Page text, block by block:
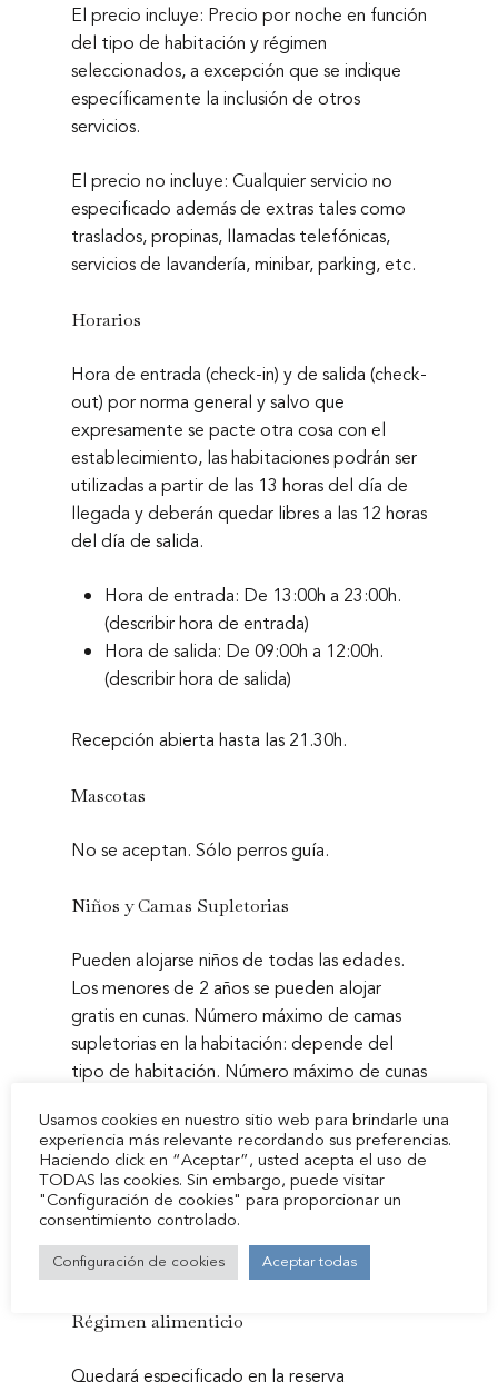
El precio incluye: Precio por noche en función
del tipo de habitación y régimen
seleccionados, a excepción que se indique
específicamente la inclusión de otros
servicios.
El precio no incluye: Cualquier servicio no
especificado además de extras tales como
traslados, propinas, llamadas telefónicas,
servicios de lavandería, minibar, parking, etc.
Horarios
Hora de entrada (check-in) y de salida (check-
out) por norma general y salvo que
expresamente se pacte otra cosa con el
establecimiento, las habitaciones podrán ser
utilizadas a partir de las 13 horas del día de
llegada y deberán quedar libres a las 12 horas
del día de salida.
Hora de entrada: De 13:00h a 23:00h.
(describir hora de entrada)
Hora de salida: De 09:00h a 12:00h.
(describir hora de salida)
Recepción abierta hasta las 21.30h.
Mascotas
No se aceptan. Sólo perros guía.
Niños y Camas Supletorias
Pueden alojarse niños de todas las edades.
Los menores de 2 años se pueden alojar
gratis en cunas. Número máximo de camas
supletorias en la habitación: depende del
tipo de habitación. Número máximo de cunas
cunas están disponibles bajo petición y
deben ser confirmadas por el alojamiento.
Los suplementos no se calculan
automáticamente en el importe total y
estancia.
Régimen alimenticio
Quedará especificado en la reserva
Habitaciones
Restaurante
Servicios
Localización y
Zona zero BTT
Entorno
Aínsa
Historia
Reservar
Usamos cookies en nuestro sitio web para brindarle una
experiencia más relevante recordando sus preferencias.
Haciendo click en “Aceptar”, usted acepta el uso de
TODAS las cookies. Sin embargo, puede visitar
"Configuración de cookies" para proporcionar un
consentimiento controlado.
Configuración de cookies Aceptar todas